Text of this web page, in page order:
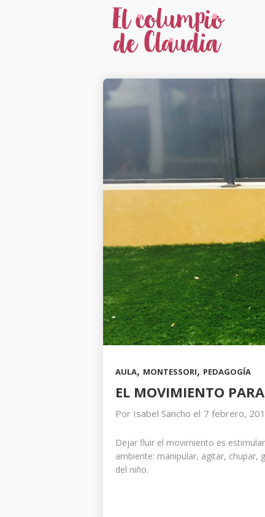
ABRIL
CÓMO LA
CICLICIDAD INFLUYE
EN TU MATERNIDAD
APOYARTE TU
LOS LÍMITES EN
UNA ESCUELA
ACTIVA
AULA, MONTESSORI, PEDAGOGÍA
EL MOVIMIENTO
Por Isabel Sancho el 7 febrero,
Dejar fluir el movimiento es
ambiente: manipular, agitar, chupar,
del niño.